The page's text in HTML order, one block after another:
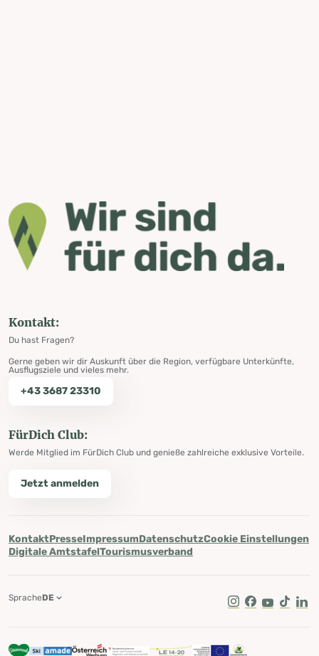
Kontakt:
Du hast Fragen?
Gerne geben wir dir Auskunft über die Region, verfügbare Unterkünfte,
Ausflugsziele und vieles mehr.
+43 3687 23310
FürDich Club:
Werde Mitglied im FürDich Club und genieße zahlreiche exklusive Vorteile.
Jetzt anmelden
KontaktPresseImpressumDatenschutzCookie Einstellungen
Digitale AmtstafelTourismusverband
Instagram
Facebook
Youtube
Tik Tok
SpracheDE